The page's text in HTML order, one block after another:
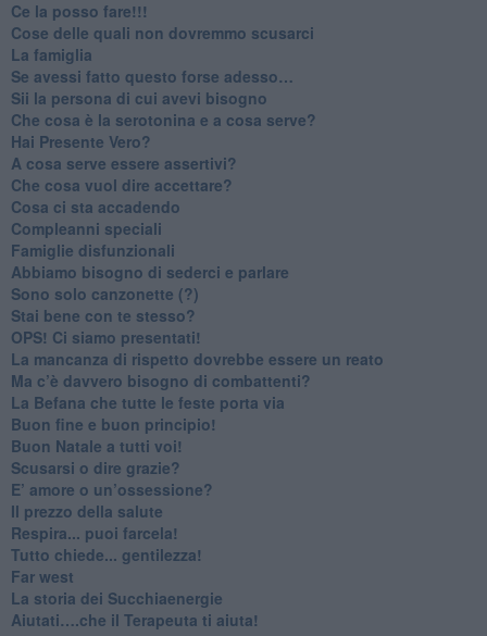
​Ce la posso fare!!!
​Cose delle quali non dovremmo scusarci
​La famiglia
​Se avessi fatto questo forse adesso…
​Sii la persona di cui avevi bisogno
Che cosa è la serotonina e a cosa serve?
​Hai Presente Vero?
A cosa serve essere assertivi?
​Che cosa vuol dire accettare?
​Cosa ci sta accadendo
​Compleanni speciali
​Famiglie disfunzionali
​Abbiamo bisogno di sederci e parlare
Sono solo canzonette (?)
​Stai bene con te stesso?
​OPS! Ci siamo presentati!
​La mancanza di rispetto dovrebbe essere un reato
​Ma c’è davvero bisogno di combattenti?
​La Befana che tutte le feste porta via
Buon fine e buon principio!
​Buon Natale a tutti voi!
​Scusarsi o dire grazie?
​E’ amore o un’ossessione?
​Il prezzo della salute
​Respira... puoi farcela!
​Tutto chiede... gentilezza!
​Far west
​La storia dei Succhiaenergie
​Aiutati….che il Terapeuta ti aiuta!